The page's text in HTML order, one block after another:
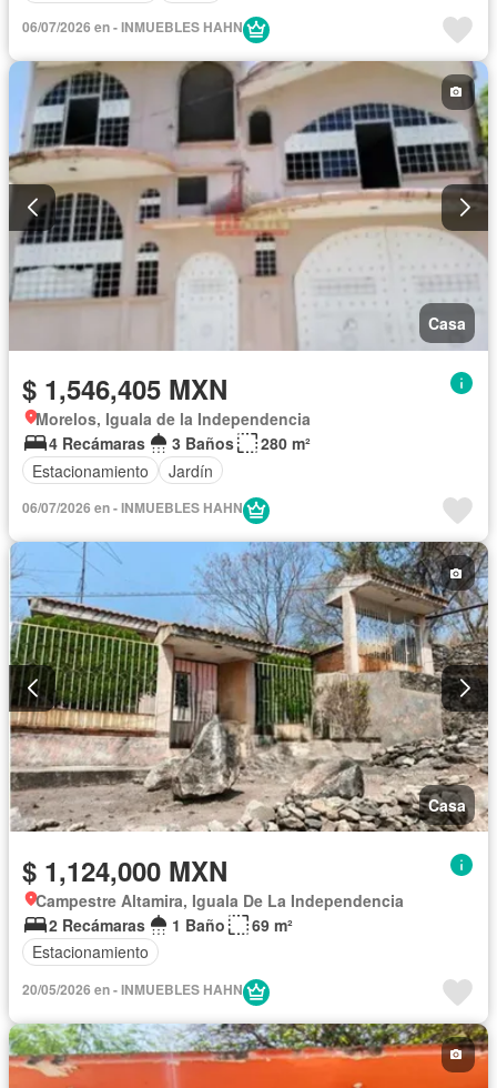
06/07/2026 en - INMUEBLES HAHN
Casa
$ 1,546,405 MXN
Morelos, Iguala de la Independencia
4 Recámaras
3 Baños
280 m²
Estacionamiento
Jardín
06/07/2026 en - INMUEBLES HAHN
Casa
$ 1,124,000 MXN
Campestre Altamira, Iguala De La Independencia
2 Recámaras
1 Baño
69 m²
Estacionamiento
20/05/2026 en - INMUEBLES HAHN